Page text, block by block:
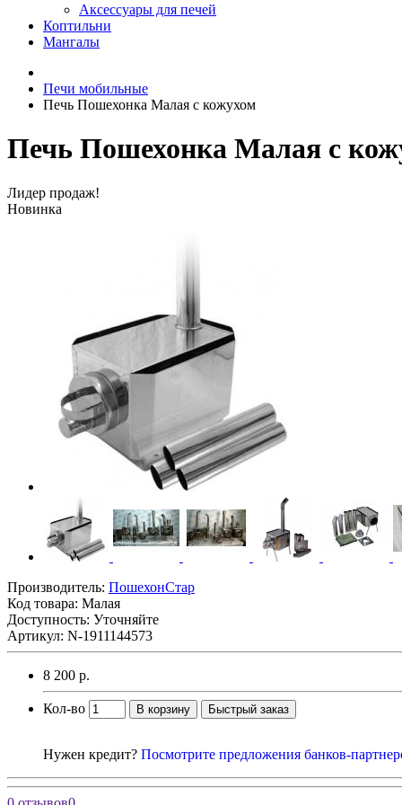
Аксессуары для печей
Коптильни
Мангалы
Печи мобильные
Печь Пошехонка Малая c кожухом
Печь Пошехонка Малая c
Лидер продаж!
Новинка
Производитель: ПошехонСтар
Код товара: Малая
Доступность: Уточняйте
Артикул: N-1911144573
8 200 р.
Кол-во В корзину Быстрый заказ
Нужен кредит? Посмотрите предложения банков-